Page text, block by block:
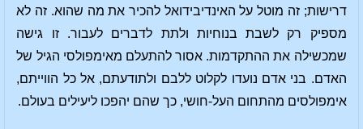
דרישות; זה מוטל על האינדיבידואל להכיר את מה שהוא. זה לא
מספיק רק לשבת בנוחיות ולתת לדברים לעבור. זו גישה
שמכשילה את ההתקדמות. אסור להתעלם מאימפולסי הגיל של
האדם. בני אדם נועדו לקלוט ללבם ולתודעתם, אל כל הווייתם,
אימפולסים מהתחום העל-חושי, כך שהם יהפכו ליעילים בעולם.